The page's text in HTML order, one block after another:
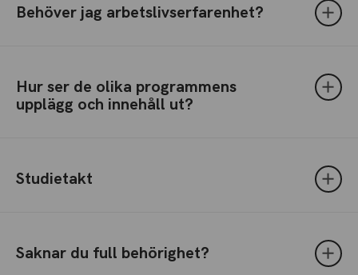
Behöver jag arbetslivserfarenhet?
Hur ser de olika programmens
upplägg och innehåll ut?
Studietakt
Saknar du full behörighet?